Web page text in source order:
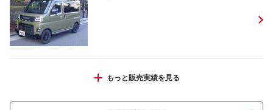
タント カスタムＸ
もっと販売実績を見る